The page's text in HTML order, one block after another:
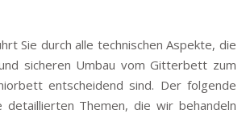
Sie durch alle technischen Aspekte, die
sicheren Umbau vom Gitterbett zum
entscheidend sind. Der folgende
detaillierten Themen, die wir behandeln